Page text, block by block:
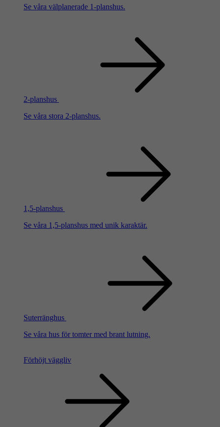
Se våra välplanerade 1-planshus.
2-planshus
Se våra stora 2-planshus.
1,5-planshus
Se våra 1,5-planshus med unik karaktär.
Suterränghus
Se våra hus för tomter med brant lutning.
Förhöjt väggliv